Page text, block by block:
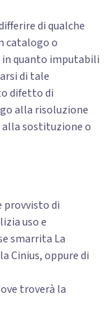
di qualche
catalogo o
quanto imputabili
di tale
difetto di
alla risoluzione
sostituzione o
provvisto di
uso e
smarrita La
Cinius, oppure di
troverà la